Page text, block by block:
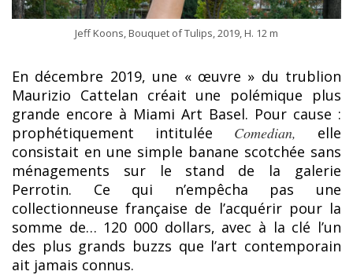
Jeff Koons, Bouquet of Tulips, 2019, H. 12 m
En décembre 2019, une « œuvre » du trublion
Maurizio Cattelan créait une polémique plus
grande encore à Miami Art Basel. Pour cause :
prophétiquement intitulée Comedian, elle
consistait en une simple banane scotchée sans
ménagements sur le stand de la galerie
Perrotin. Ce qui n’empêcha pas une
collectionneuse française de l’acquérir pour la
somme de… 120 000 dollars, avec à la clé l’un
des plus grands buzzs que l’art contemporain
ait jamais connus.